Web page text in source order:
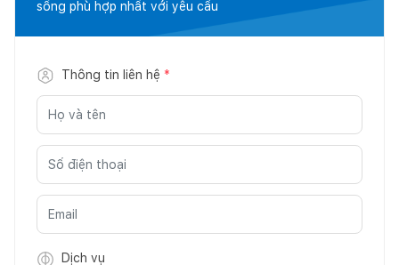
sống phù hợp nhất với yêu cầu
Thông tin liên hệ *
Dịch vụ